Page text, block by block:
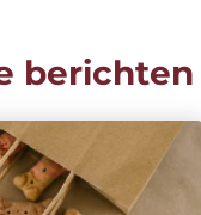
berichten